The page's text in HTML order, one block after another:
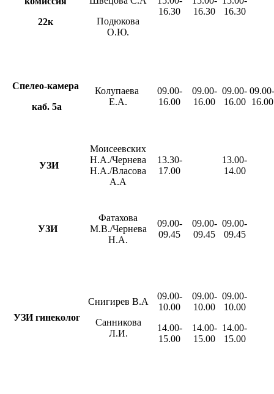
22к
Подюкова
О.Ю.
16.30
16.30
16.30
Спелео-камера
каб. 5а
Колупаева
Е.А.
09.00-
16.00
09.00-
16.00
09.00-
16.00
09.00-
16.00
УЗИ
Моисеевских
Н.А./Чернева
Н.А./Власова
А.А
13.30-
17.00
13.00-
14.00
УЗИ
Фатахова
М.В./Чернева
Н.А.
09.00-
09.45
09.00-
09.45
09.00-
09.45
УЗИ гинеколог
Снигирев В.А
Санникова
Л.И.
09.00-
10.00
14.00-
15.00
09.00-
10.00
14.00-
15.00
09.00-
10.00
14.00-
15.00